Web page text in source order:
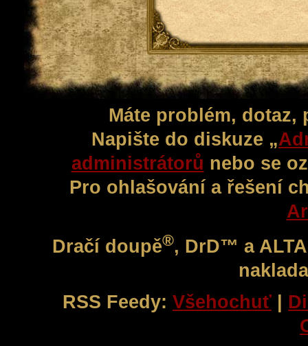
Máte problém,
Napište do diskuze „
administrátorů nebo se
Pro ohlašování a řešení
Dračí doupě®, DrD™ a
RSS Feedy: Všehochuť |